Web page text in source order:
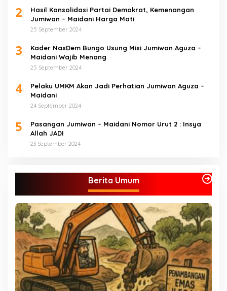
2
Hasil Konsolidasi Partai Demokrat, Kemenangan
Jumiwan – Maidani Harga Mati
25 September 2024
3
Kader NasDem Bungo Usung Misi Jumiwan Aguza –
Maidani Wajib Menang
25 September 2024
4
Pelaku UMKM Akan Jadi Perhatian Jumiwan Aguza –
Maidani
24 September 2024
5
Pasangan Jumiwan – Maidani Nomor Urut 2 : Insya
Allah JADI
23 September 2024
Berita Umum